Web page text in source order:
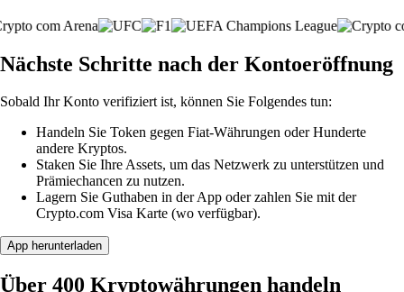
Nächste Schritte nach der Kontoeröffnung
Sobald Ihr Konto verifiziert ist, können Sie Folgendes tun:
Handeln Sie Token gegen Fiat-Währungen oder Hunderte
andere Kryptos.
Staken Sie Ihre Assets, um das Netzwerk zu unterstützen und
Prämiechancen zu nutzen.
Lagern Sie Guthaben in der App oder zahlen Sie mit der
Crypto.com Visa Karte (wo verfügbar).
App herunterladen
Über 400 Kryptowährungen handeln